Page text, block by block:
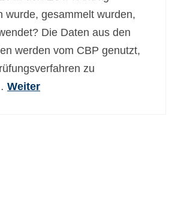
wurde, gesammelt wurden,
Die Daten aus den
werden vom CBP genutzt,
zu
Weiter